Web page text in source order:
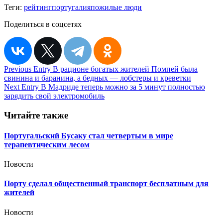
Теги: рейтингпортугалияпожилые люди
Поделиться в соцсетях
Навигация
по
записям
Previous Entry В рационе богатых жителей Помпей была
свинина и баранина, а бедных — лобстеры и креветки
Next Entry В Мадриде теперь можно за 5 минут полностью
зарядить свой электромобиль
Читайте также
Португальский Бусаку стал четвертым в мире
терапевтическим лесом
Новости
Порту сделал общественный транспорт бесплатным для
жителей
Новости